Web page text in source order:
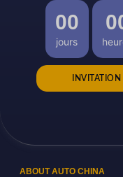
00
jours
INVITATION
ABOUT AUTO CHINA